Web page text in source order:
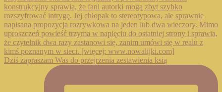
Dziś zapraszam Was do przejrzenia zestawienia ksią